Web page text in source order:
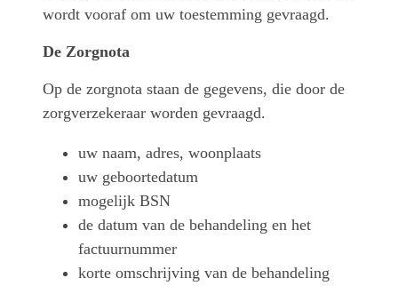
wordt vooraf om uw toestemming gevraagd.
De Zorgnota
Op de zorgnota staan de gegevens, die door de
zorgverzekeraar worden gevraagd.
uw naam, adres, woonplaats
uw geboortedatum
mogelijk BSN
de datum van de behandeling en het
factuurnummer
korte omschrijving van de behandeling